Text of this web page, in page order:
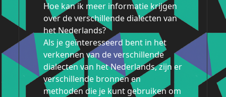
Hoe kan ik meer informatie krijgen
over de verschillende dialecten van
het Nederlands?
Als je geïnteresseerd bent in het
verkennen van de verschillende
dialecten van het Nederlands, zijn er
verschillende bronnen en
methoden die je kunt gebruiken om